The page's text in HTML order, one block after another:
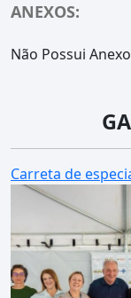
ANEXOS:
Não Possui
Carreta de